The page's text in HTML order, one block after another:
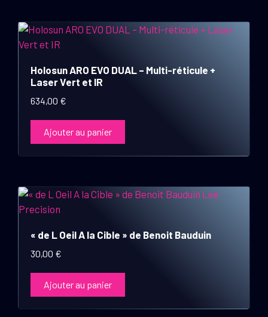
Holosun ARO EVO DUAL – Multi-réticule +
Laser Vert et IR
634,00 €
Ajouter au panier
« de L Oeil A la Cible » de Benoit Bauduin
30,00 €
Ajouter au panier